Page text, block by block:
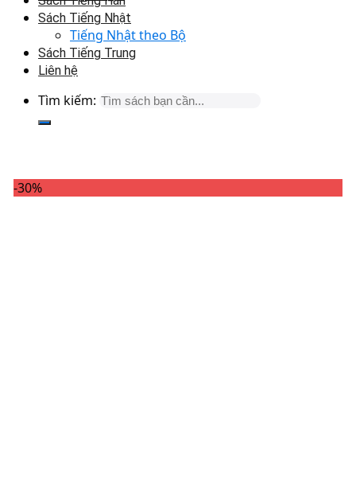
Sách Tiếng Nhật
Tiếng Nhật theo Bộ
Sách Tiếng Trung
Liên hệ
Tìm kiếm:
-30%